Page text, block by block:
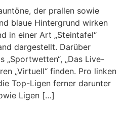
der prallen sowie
blaue Hintergrund wirken
in einer Art „Steintafel“
dargestellt. Darüber
„Sportwetten“, „Das Live-
„Virtuell“ finden. Pro linken
Top-Ligen ferner darunter
Ligen […]